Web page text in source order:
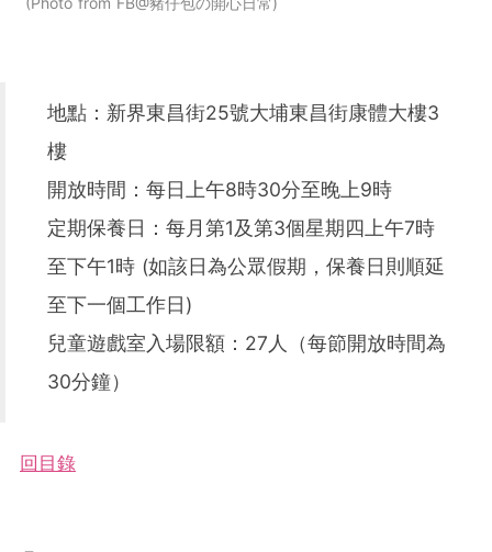
地點：新界東昌街25號大埔東昌街康體大樓3
樓
開放時間：每日上午8時30分至晚上9時
定期保養日：每月第1及第3個星期四上午7時
至下午1時 (如該日為公眾假期，保養日則順延
至下一個工作日)
兒童遊戲室入場限額：27人（每節開放時間為
30分鐘）
回目錄